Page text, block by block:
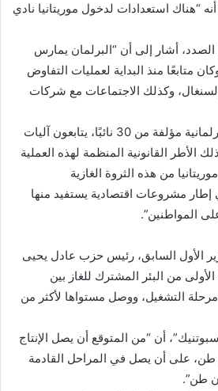
“هناك استعدادات لدخول موريتانيا نادي
أشار إلى أن “البرلمان يمارس
متابعًا منذ البداية لعمليات التفاوض
وكذلك الاجتماعات مع شركات
ومضى قائلًا: “هناك لجنة برلمانية مؤلفة من 30 نائبًا، يتابعون آليات
الأطر القانونية المنظمة لهذه العملية
من هذه الثروة الغازية
إطار مشروعات اقتصادية يستفيد منها
المواطنين”.
الأول السابق، رئيس حزب عادل يحيى
من البئر المشترك للغاز بين
مرحلة التشغيل، ووصل مستواها لأكثر من
أن “من المتوقع أن يصل الإنتاج
إلى 2.5 مليون طن، على أن يصل في المراحل القادمة